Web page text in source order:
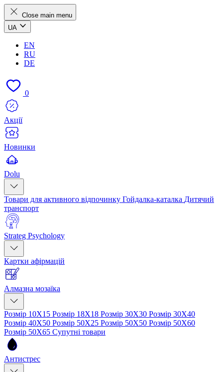
Close main menu
UA
EN
RU
DE
0
Акції
Новинки
Dolu
Товари для активного відпочинку Гойдалка-каталка Дитячий
транспорт
Strateg Psychology
Картки афірмацій
Алмазна мозаїка
Розмір 10Х15 Розмір 18Х18 Розмір 30Х30 Розмір 30Х40
Розмір 40Х50 Розмір 50Х25 Розмір 50Х50 Розмір 50Х60
Розмір 50Х65 Супутні товари
Антистрес